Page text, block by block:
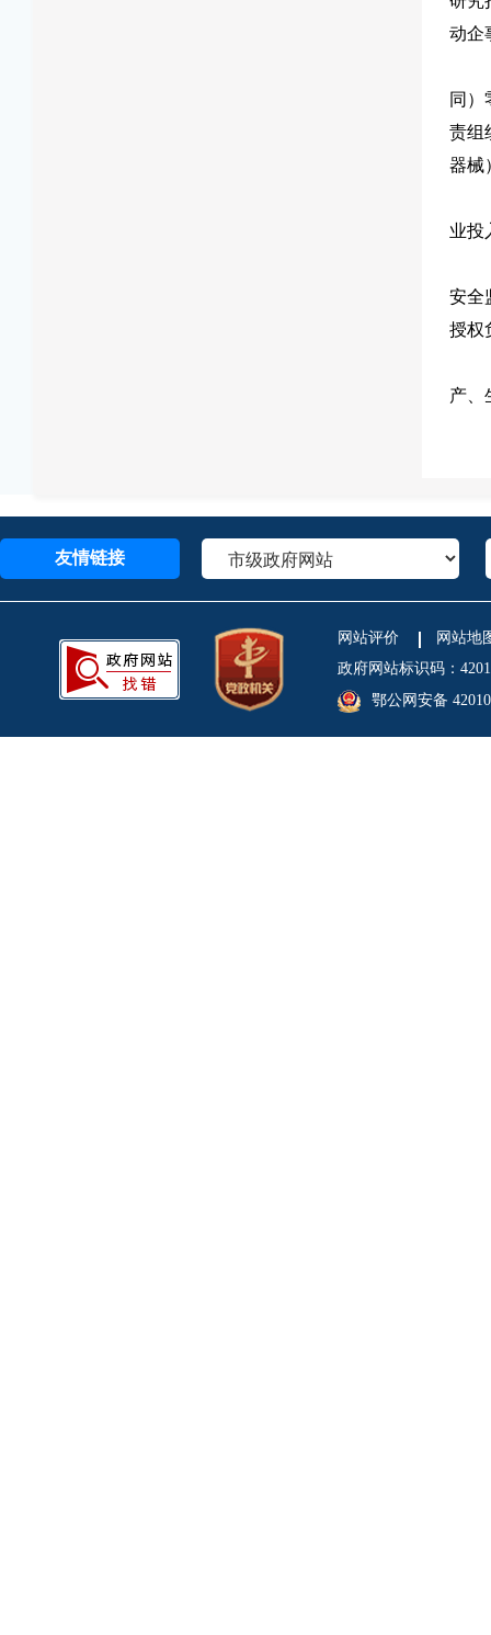
动企
同）
责组
器械
业投
安全
授权
产、
友情链接
网站评价
网站地
政府网站标识码：
鄂公网安备